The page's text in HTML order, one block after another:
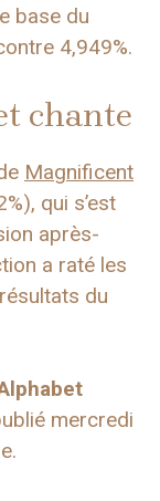
base du
4,949%.
chante
Magnificent
qui s’est
après-
a raté les
du
mercredi